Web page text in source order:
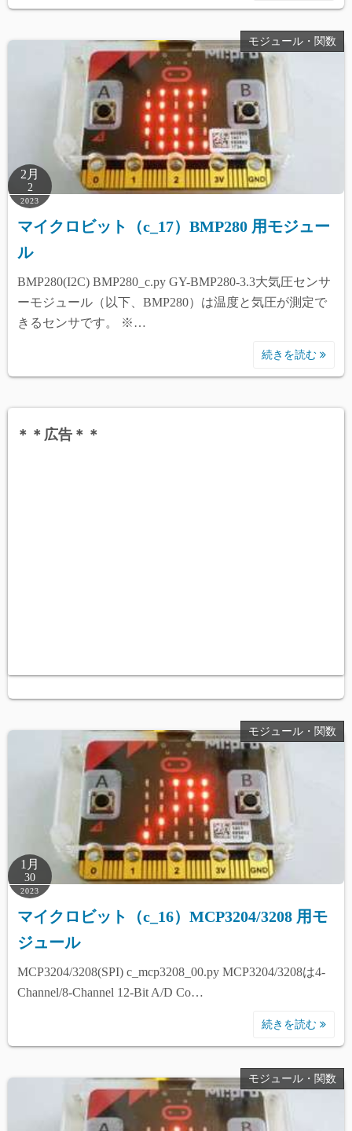
モジュール・関数
2月
2
2023
マイクロビット（c_17）BMP280 用モジュー
ル
BMP280(I2C) BMP280_c.py GY-BMP280-3.3大気圧センサ
ーモジュール（以下、BMP280）は温度と気圧が測定で
きるセンサです。 ※…
続きを読む
＊＊広告＊＊
モジュール・関数
1月
30
2023
マイクロビット（c_16）MCP3204/3208 用モ
ジュール
MCP3204/3208(SPI) c_mcp3208_00.py MCP3204/3208は4-
Channel/8-Channel 12-Bit A/D Co…
続きを読む
モジュール・関数